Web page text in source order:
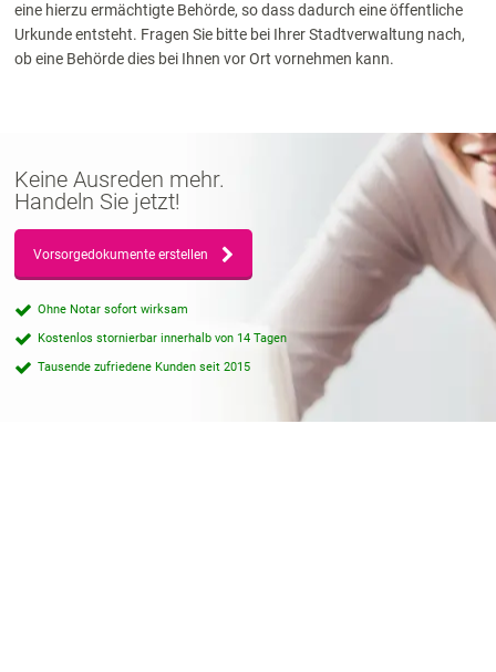
eine hierzu ermächtigte Behörde, so dass dadurch eine öffentliche
Urkunde entsteht. Fragen Sie bitte bei Ihrer Stadtverwaltung nach,
ob eine Behörde dies bei Ihnen vor Ort vornehmen kann.
Keine Ausreden mehr.
Handeln Sie jetzt!
Vorsorgedokumente erstellen
Ohne Notar sofort wirksam
Kostenlos stornierbar innerhalb von 14 Tagen
Tausende zufriedene Kunden seit 2015